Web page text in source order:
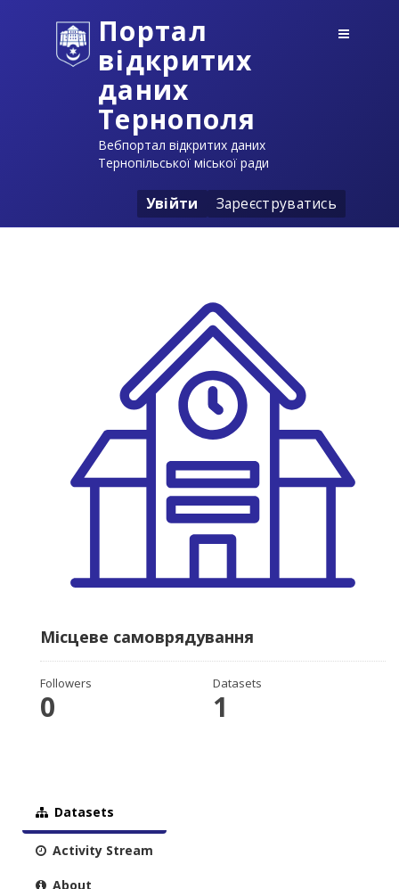
Портал
відкритих
даних
Тернополя
Вебпортал відкритих даних
Тернопільської міської ради
Увійти Зареєструватись
Місцеве самоврядування
Followers
0
Datasets
1
Datasets
Activity Stream
About